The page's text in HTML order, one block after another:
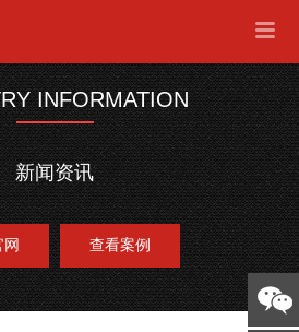
INFORMATION
新闻资讯
查看案例